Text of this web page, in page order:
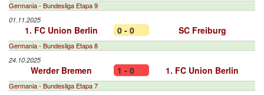
Germania - Bundesliga Etapa 9
01.11.2025
1. FC Union Berlin 0 - 0 SC Freiburg
Germania - Bundesliga Etapa 8
24.10.2025
Werder Bremen 1 - 0 1. FC Union Berlin
Germania - Bundesliga Etapa 7